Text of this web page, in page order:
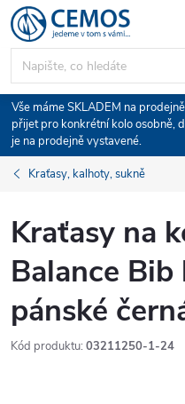
Přejít
na
obsah
Vše máme SKLADEM na
přijet pro konkrétní kolo osobně,
je na prodejně vystavené.
Kraťasy, kalhoty, sukně
Kraťasy na
Balance
pánské
Kód produktu: 03211250-1-24